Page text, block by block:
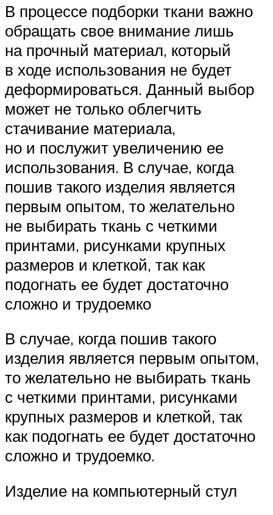
В процессе подборки ткани важно
обращать свое внимание лишь
на прочный материал, который
в ходе использования не будет
деформироваться. Данный выбор
может не только облегчить
стачивание материала,
но и послужит увеличению ее
использования. В случае, когда
пошив такого изделия является
первым опытом, то желательно
не выбирать ткань с четкими
принтами, рисунками крупных
размеров и клеткой, так как
подогнать ее будет достаточно
сложно и трудоемко
В случае, когда пошив такого
изделия является первым опытом,
то желательно не выбирать ткань
с четкими принтами, рисунками
крупных размеров и клеткой, так
как подогнать ее будет достаточно
сложно и трудоемко.
Изделие на компьютерный стул